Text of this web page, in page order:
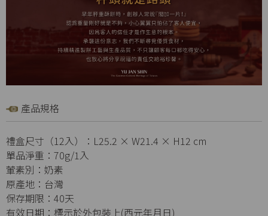
產品規格
禮盒尺寸（12入）：L25.2 × W21.4 × H12 cm
單品淨重：70g/1入
葷素別：奶素
原產地：台灣
保存期限：40天
有效日期：標示於外包裝上(西元年月日)